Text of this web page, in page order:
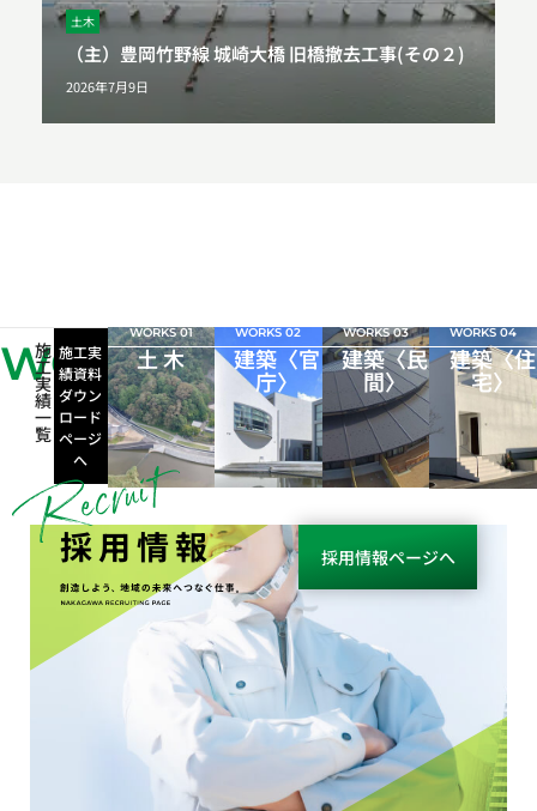
土木
（主）豊岡竹野線 城崎大橋 旧橋撤去工事(その２)
2026年7月9日
WORKS
施
工
実
績
一
覧
施工実
績資料
ダウン
ロード
ページ
へ
WORKS 01
土 木
WORKS 02
建築〈官
庁〉
WORKS 03
建築〈民
間〉
WORKS 04
建築〈住
宅〉
採用情報 採用情報ページへ